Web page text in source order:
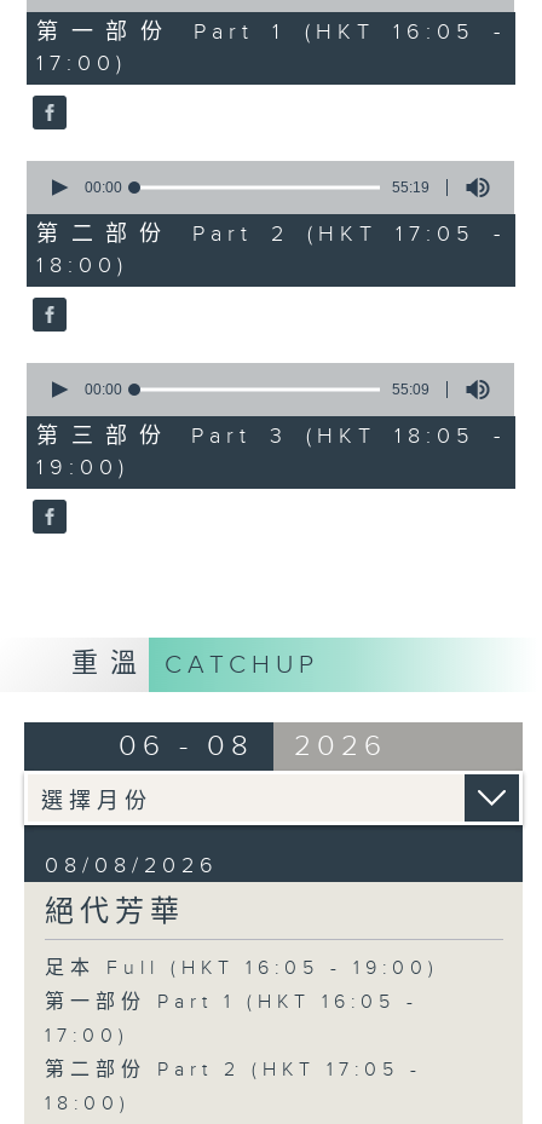
55
minutes,
10
seconds
第一部份 Part 1 (HKT 16:05 -
17:00)
seconds
55
minutes,
19
seconds
00:00 55:19
第二部份 Part 2 (HKT 17:05 -
18:00)
seconds
55
minutes,
9
seconds
00:00 55:09
第三部份 Part 3 (HKT 18:05 -
19:00)
重溫 CATCHUP
06 - 08 2026
08/08/2026
絕代芳華
足本 Full (HKT 16:05 - 19:00)
第一部份 Part 1 (HKT 16:05 -
17:00)
第二部份 Part 2 (HKT 17:05 -
18:00)